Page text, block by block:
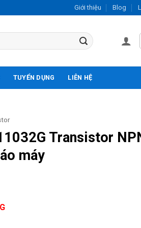
Giới thiệu Blog
TUYỂN DỤNG LIÊN HỆ
Transistor
máy